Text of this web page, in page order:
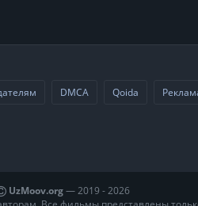
DMCA Qoida
UzMoov.org— 2019 -2026